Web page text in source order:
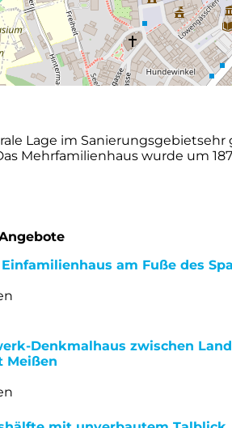
Lage im
Mehrfamilienhaus wurde um
am Fuße des
Denkmalhaus zwischen
Meißen